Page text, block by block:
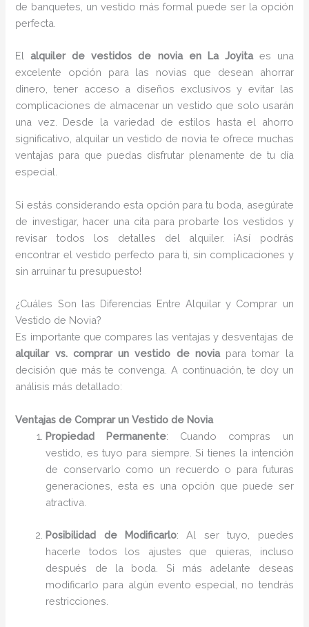
de banquetes, un vestido más formal puede ser la opción
perfecta.
Elalquiler de vestidos de novia en La Joyitaes una
excelente opción para las novias que desean ahorrar
dinero, tener acceso a diseños exclusivos y evitar las
complicaciones de almacenar un vestido que solo usarán
una vez. Desde la variedad de estilos hasta el ahorro
significativo, alquilar un vestido de novia te ofrece muchas
ventajas para que puedas disfrutar plenamente de tu día
especial.
Si estás considerando esta opción para tu boda, asegúrate
de investigar, hacer una cita para probarte los vestidos y
revisar todos los detalles del alquiler. ¡Así podrás
encontrar el vestido perfecto para ti, sin complicaciones y
sin arruinar tu presupuesto!
¿Cuáles Son las Diferencias Entre Alquilar y Comprar un
Vestido de Novia?
Es importante que compares las ventajas y desventajas de
alquilar vs. comprar un vestido de noviapara tomar la
decisión que más te convenga. A continuación, te doy un
análisis más detallado:
Ventajas de Comprar un Vestido de Novia
Propiedad Permanente: Cuando compras un
vestido, es tuyo para siempre. Si tienes la intención
de conservarlo como un recuerdo o para futuras
generaciones, esta es una opción que puede ser
atractiva.
Posibilidad de Modificarlo: Al ser tuyo, puedes
hacerle todos los ajustes que quieras, incluso
después de la boda. Si más adelante deseas
modificarlo para algún evento especial, no tendrás
restricciones.